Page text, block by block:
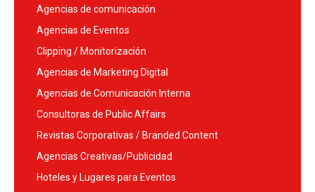
Agencias de comunicación
Agencias de Eventos
Clipping / Monitorización
Agencias de Marketing Digital
Agencias de Comunicación Interna
Consultoras de Public Affairs
Revistas Corporativas / Branded Content
Agencias Creativas/Publicidad
Hoteles y Lugares para Eventos